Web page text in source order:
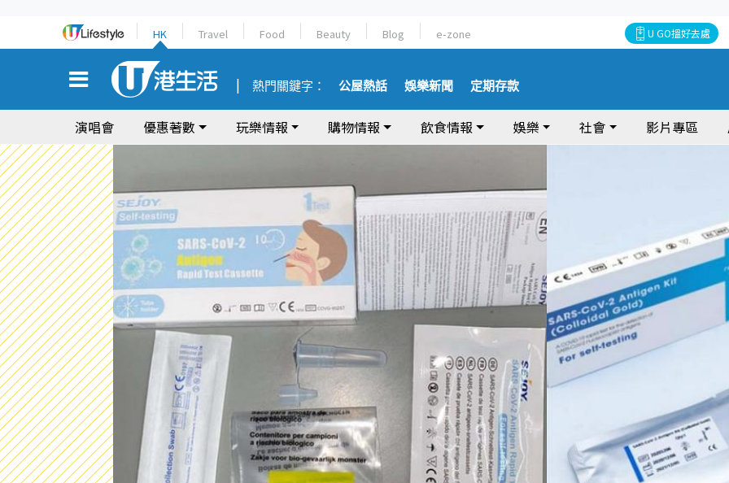
HK Travel Food Beauty Blog e-zone U GO搵好去處
熱門關鍵字： 公屋熱話 娛樂新聞 定期存款
演唱會 優惠著數 玩樂情報 購物情報 飲食情報 娛樂 社會 影片專區